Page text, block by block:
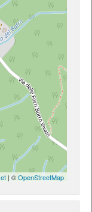
| ©OpenStreetMap